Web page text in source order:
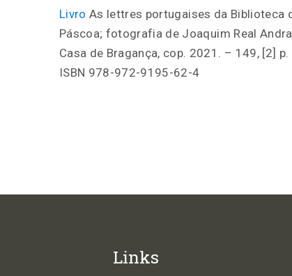
Livro As lettres portugaises da Biblioteca
Páscoa; fotografia de Joaquim Real
Casa de Bragança, cop. 2021. – 149, [2]
ISBN 978-972-9195-62-4
Links